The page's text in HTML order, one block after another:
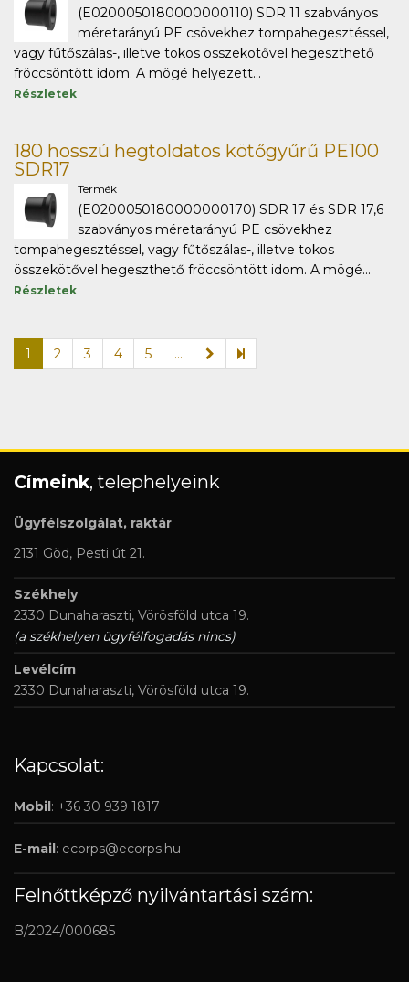
(E0200050180000000110) SDR 11 szabványos
méretarányú PE csövekhez tompahegesztéssel,
vagy fűtőszálas-, illetve tokos összekötővel hegeszthető
fröccsöntött idom. A mögé helyezett...
Részletek
180 hosszú hegtoldatos kötőgyűrű PE100
SDR17
Termék
(E0200050180000000170) SDR 17 és SDR 17,6
szabványos méretarányú PE csövekhez
tompahegesztéssel, vagy fűtőszálas-, illetve tokos
összekötővel hegeszthető fröccsöntött idom. A mögé...
Részletek
1 2 3 4 5 ...
Címeink, telephelyeink
Ügyfélszolgálat, raktár
2131 Göd, Pesti út 21.
Székhely
2330 Dunaharaszti, Vörösföld utca 19.
(a székhelyen ügyfélfogadás nincs)
Levélcím
2330 Dunaharaszti, Vörösföld utca 19.
Kapcsolat:
Mobil: +36 30 939 1817
E-mail: ecorps@ecorps.hu
Felnőttképző nyilvántartási szám:
B/2024/000685